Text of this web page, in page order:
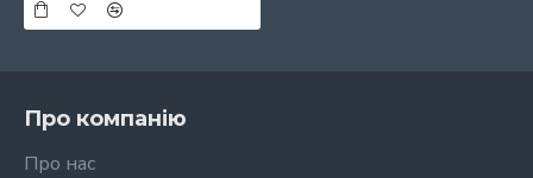
Про компанію
Про нас